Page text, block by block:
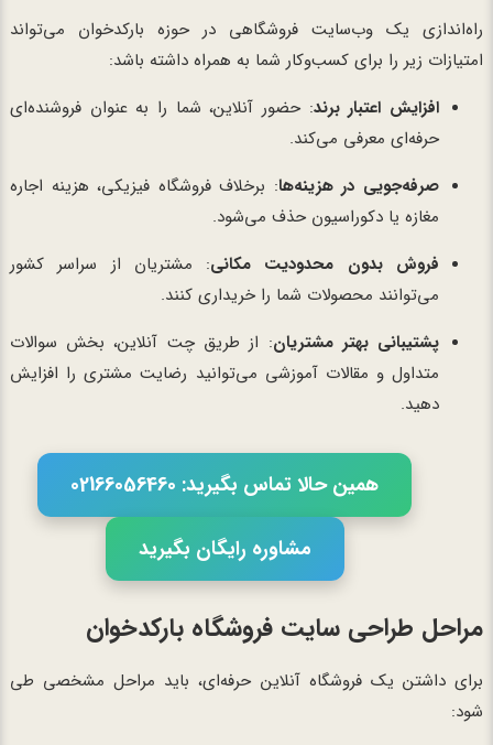
راه‌اندازی یک وب‌سایت فروشگاهی در حوزه بارکدخوان می‌تواند
امتیازات زیر را برای کسب‌وکار شما به همراه داشته باشد:
افزایش اعتبار برند: حضور آنلاین، شما را به عنوان فروشنده‌ای
حرفه‌ای معرفی می‌کند.
صرفه‌جویی در هزینه‌ها: برخلاف فروشگاه فیزیکی، هزینه اجاره
مغازه یا دکوراسیون حذف می‌شود.
فروش بدون محدودیت مکانی: مشتریان از سراسر کشور
می‌توانند محصولات شما را خریداری کنند.
پشتیبانی بهتر مشتریان: از طریق چت آنلاین، بخش سوالات
متداول و مقالات آموزشی می‌توانید رضایت مشتری را افزایش
دهید.
همین حالا تماس بگیرید: 02166056460
مشاوره رایگان بگیرید
مراحل طراحی سایت فروشگاه بارکدخوان
برای داشتن یک فروشگاه آنلاین حرفه‌ای، باید مراحل مشخصی طی
شود: